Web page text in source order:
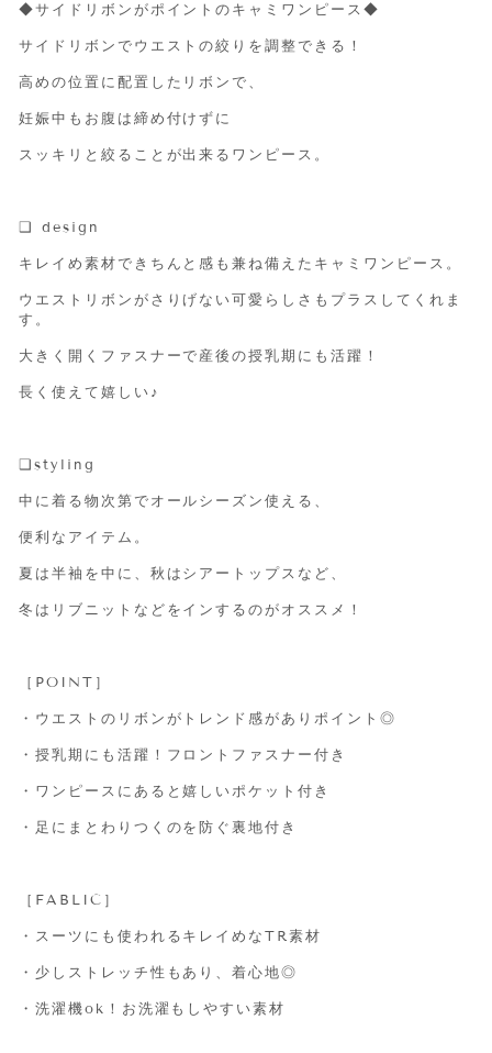
◆サイドリボンがポイントのキャミワンピース◆
サイドリボンでウエストの絞りを調整できる！
高めの位置に配置したリボンで、
妊娠中もお腹は締め付けずに
スッキリと絞ることが出来るワンピース。
❑ design
キレイめ素材できちんと感も兼ね備えたキャミワンピース。
ウエストリボンがさりげない可愛らしさもプラスしてくれま
す。
大きく開くファスナーで産後の授乳期にも活躍！
長く使えて嬉しい♪
❑styling
中に着る物次第でオールシーズン使える、
便利なアイテム。
夏は半袖を中に、秋はシアートップスなど、
冬はリブニットなどをインするのがオススメ！
［POINT］
・ウエストのリボンがトレンド感がありポイント◎
・授乳期にも活躍！フロントファスナー付き
・ワンピースにあると嬉しいポケット付き
・足にまとわりつくのを防ぐ裏地付き
［FABLIC］
・スーツにも使われるキレイめなTR素材
・少しストレッチ性もあり、着心地◎
・洗濯機ok！お洗濯もしやすい素材